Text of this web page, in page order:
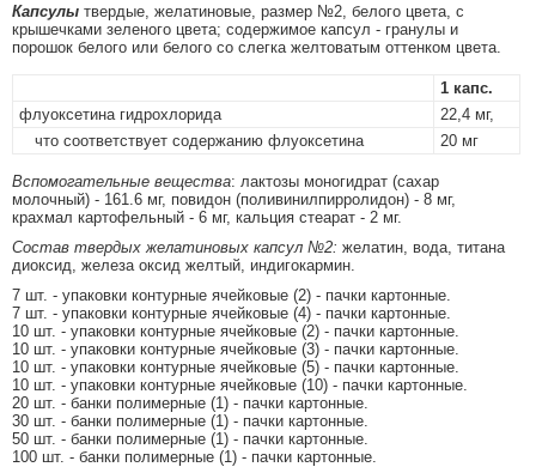
Капсулы твердые, желатиновые, размер №2, белого цвета, с
крышечками зеленого цвета; содержимое капсул - гранулы и
порошок белого или белого со слегка желтоватым оттенком цвета.
1 капс.
флуоксетина гидрохлорида
22,4 мг,
что соответствует содержанию флуоксетина
20 мг
Вспомогательные вещества: лактозы моногидрат (сахар
молочный) - 161.6 мг, повидон (поливинилпирролидон) - 8 мг,
крахмал картофельный - 6 мг, кальция стеарат - 2 мг.
Состав твердых желатиновых капсул №2: желатин, вода, титана
диоксид, железа оксид желтый, индигокармин.
7 шт. - упаковки контурные ячейковые (2) - пачки картонные.
7 шт. - упаковки контурные ячейковые (4) - пачки картонные.
10 шт. - упаковки контурные ячейковые (2) - пачки картонные.
10 шт. - упаковки контурные ячейковые (3) - пачки картонные.
10 шт. - упаковки контурные ячейковые (5) - пачки картонные.
10 шт. - упаковки контурные ячейковые (10) - пачки картонные.
20 шт. - банки полимерные (1) - пачки картонные.
30 шт. - банки полимерные (1) - пачки картонные.
50 шт. - банки полимерные (1) - пачки картонные.
100 шт. - банки полимерные (1) - пачки картонные.